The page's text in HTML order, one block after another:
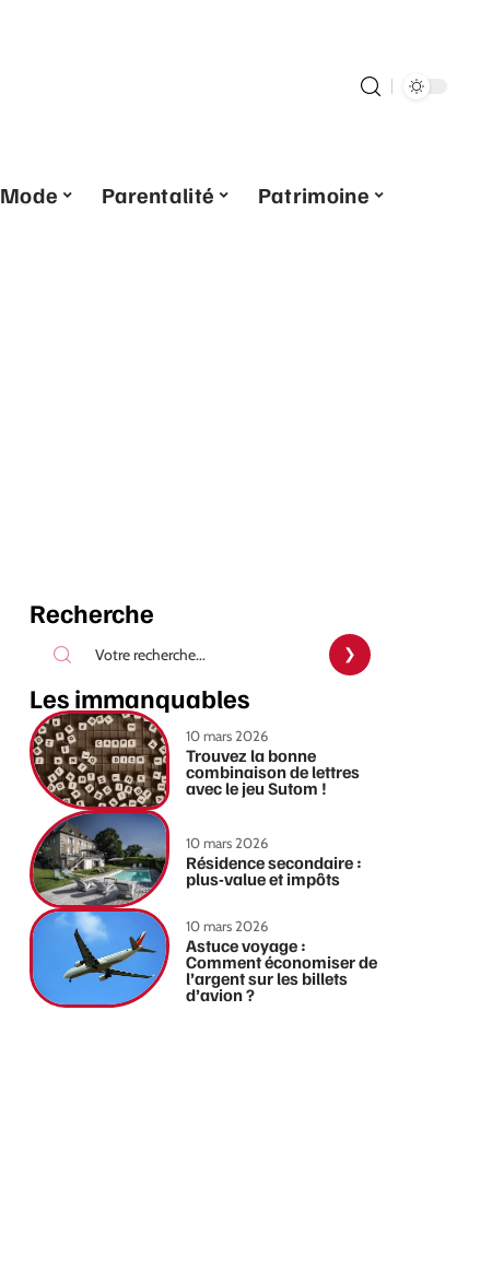
Mode Parentalité
Patrimoine
Recherche
Les immanquables
10 mars 2026
Trouvez la bonne
combinaison de lettres
avec le jeu Sutom !
10 mars 2026
Résidence secondaire :
plus-value et impôts
10 mars 2026
Astuce voyage :
Comment économiser de
l’argent sur les billets
d’avion ?